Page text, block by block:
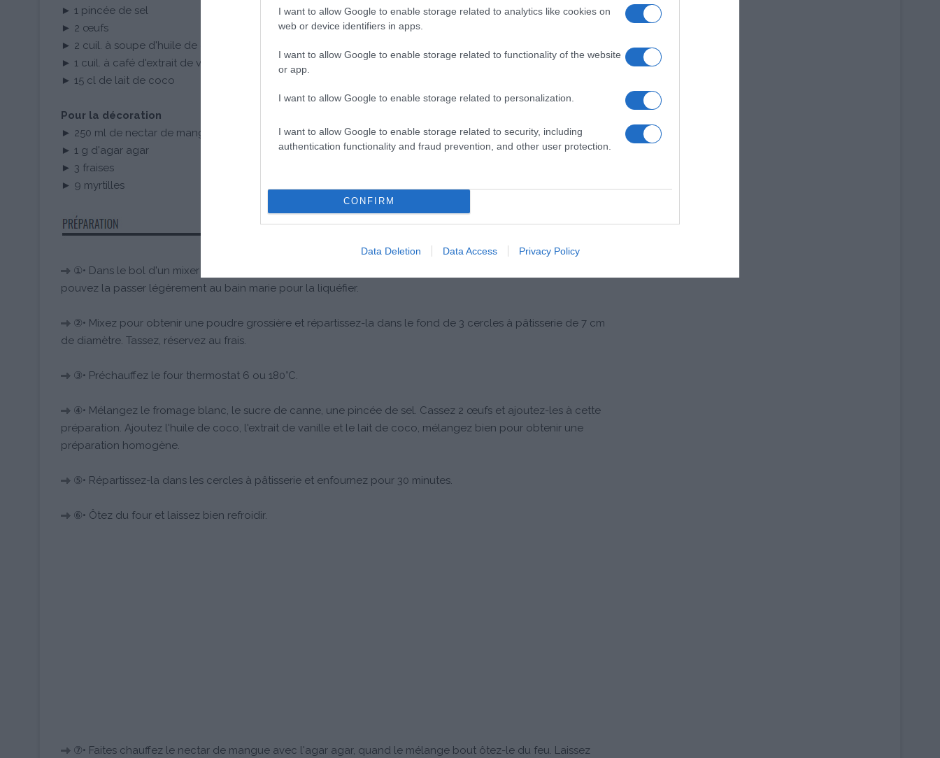
I want to allow Google to enable storage related to analytics like cookies on
web or device identifiers in apps.
I want to allow Google to enable storage related to functionality of the website
or app.
I want to allow Google to enable storage related to personalization.
I want to allow Google to enable storage related to security, including
authentication functionality and fraud prevention, and other user protection.
CONFIRM
Data Deletion Data Access Privacy Policy
► 1 pincée de sel
► 2 œufs
► 2 cuil. à soupe d'huile de coco Ethiquable
► 1 cuil. à café d'extrait de vanille
► 15 cl de lait de coco
Pour la décoration
► 250 ml de nectar de mangue
► 1 g d'agar agar
► 3 fraises
► 9 myrtilles
①• Dans le bol d'un mixer déposez les spéculoos cassés en morceaux. Ajoutez l'huile de coco, vous
pouvez la passer légèrement au bain marie pour la liquéfier.
②• Mixez pour obtenir une poudre grossière et répartissez-la dans le fond de 3 cercles à pâtisserie de 7 cm
de diamètre. Tassez, réservez au frais.
③• Préchauffez le four thermostat 6 ou 180°C.
④• Mélangez le fromage blanc, le sucre de canne, une pincée de sel. Cassez 2 œufs et ajoutez-les à cette
préparation. Ajoutez l'huile de coco, l'extrait de vanille et le lait de coco, mélangez bien pour obtenir une
préparation homogène.
⑤• Répartissez-la dans les cercles à pâtisserie et enfournez pour 30 minutes.
⑥• Ôtez du four et laissez bien refroidir.
⑦• Faites chauffez le nectar de mangue avec l'agar agar, quand le mélange bout ôtez-le du feu. Laissez